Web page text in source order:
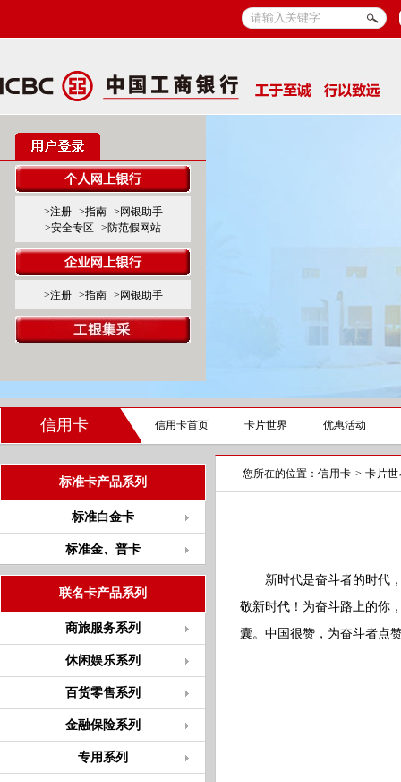
>注册 >指南
>网银助手
>安全专区
>防范假网站
>注册 >指南 >网银助手
信用卡 信用卡首页 卡片世界 优惠活动
标准卡产品系列
标准白金卡
标准金、普卡
联名卡产品系列
商旅服务系列
休闲娱乐系列
百货零售系列
金融保险系列
专用系列
您所在的位置： 信用卡 > 卡片
新时代是奋斗者的时代
敬新时代！为奋斗路上的你
囊。中国很赞，为奋斗者点